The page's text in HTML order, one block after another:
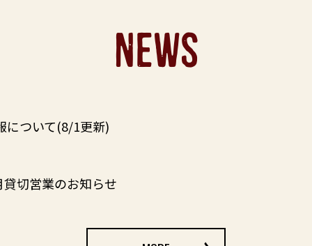
NEWS
について(8/1更新)
切営業のお知らせ